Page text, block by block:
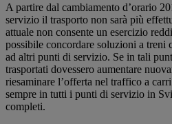
A partire dal cambiamento d’orario
servizio il trasporto non sarà più
attuale non consente un esercizio
possibile concordare soluzioni a treni
ad altri punti di servizio. Se in tali
trasportati dovessero aumentare
riesaminare l’offerta nel traffico a
sempre in tutti i punti di servizio in
completi.